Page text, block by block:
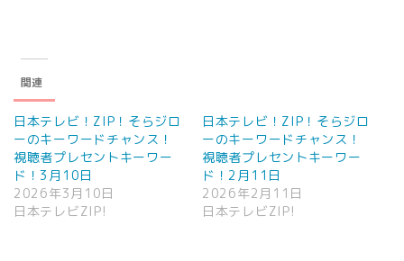
関連
日本テレビ！ZIP！そらジロ
ーのキーワードチャンス！
視聴者プレセントキーワー
ド！3月10日
2026年3月10日
日本テレビZIP!
日本テレビ！ZIP！そらジロ
ーのキーワードチャンス！
視聴者プレセントキーワー
ド！2月11日
2026年2月11日
日本テレビZIP!